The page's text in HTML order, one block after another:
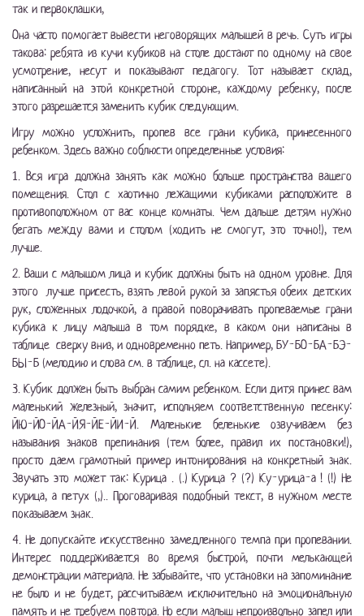
так и первоклашки,
Она часто помогает вывести неговорящих малышей в речь. Суть игры
такова: ребята из кучи кубиков на столе достают по одному на свое
усмотрение, несут и показывают педагогу. Тот называет склад,
написанный на этой конкретной стороне, каждому ребенку, после
этого разрешается заменить кубик следующим.
Игру можно усложнить, пропев все грани кубика, принесенного
ребенком. Здесь важно соблюсти определенные условия:
1. Вся игра должна занять как можно больше пространства вашего
помещения. Стол с хаотично лежащими кубиками расположите в
противоположном от вас конце комнаты. Чем дальше детям нужно
бегать между вами и столом (ходить не смогут, это точно!), тем
лучше.
2. Ваши с малышом лица и кубик должны быть на одном уровне. Для
этого лучше присесть, взять левой рукой за запястья обеих детских
рук, сложенных лодочкой, а правой поворачивать пропеваемые грани
кубика к лицу малыша в том порядке, в каком они написаны в
таблице сверху вниз, и одновременно петь. Например, БУ-БО-БА-БЭ-
БЫ-Б (мелодию и слова см. в таблице, сл. на кассете).
3. Кубик должен быть выбран самим ребенком. Если дитя принес вам
маленький железный, значит, исполняем соответственную песенку:
ЙЮ-ЙО-ЙА-ЙЯ-ЙЕ-ЙИ-Й. Маленькие беленькие озвучиваем без
называния знаков препинания (тем более, правил их постановки!),
просто даем грамотный пример интонирования на конкретный знак.
Звучать это может так: Курица . (.) Курица ? (?) Ку-урица-а ! (!) Не
курица, а петух (,).. Проговаривая подобный текст, в нужном месте
показываем знак.
4. Не допускайте искусственно замедленного темпа при пропевании.
Интерес поддерживается во время быстрой, почти мелькающей
демонстрации материала. Не забывайте, что установки на запоминание
не было и не будет, рассчитываем исключительно на эмоциональную
память и не требуем повтора. Но если малыш непроизвольно запел или